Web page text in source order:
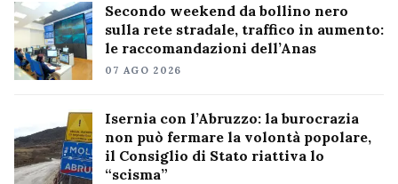
Secondo weekend da bollino nero
sulla rete stradale, traffico in aumento:
le raccomandazioni dell’Anas
07 AGO 2026
Isernia con l’Abruzzo: la burocrazia
non può fermare la volontà popolare,
il Consiglio di Stato riattiva lo
“scisma”